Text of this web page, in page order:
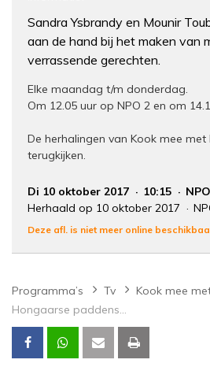
Sandra Ysbrandy en Mounir
aan de hand bij het maken van
verrassende gerechten.
Elke maandag t/m donderdag.
Om 12.05 uur op NPO 2 en om
De herhalingen van Kook mee met
terugkijken.
Di 10 oktober 2017 10:15
Herhaald op 10 oktober 2017
Deze afl. is niet meer online
Programma’s Tv
Kook mee
Hongaarse paddenstoelenstoof met varkensschnitzel